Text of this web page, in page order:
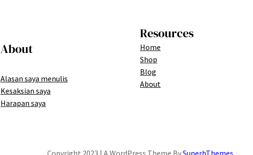
About
Alasan saya menulis
Kesaksian saya
Harapan saya
Resources
Home
Shop
Blog
About
Copyright 2023 | A WordPress Theme BySuperbThemes